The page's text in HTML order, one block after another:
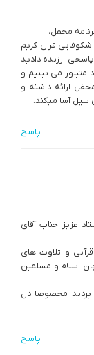
محفل،
قران کریم
ارزنده دادید
متبلور می بینیم و
ارائه داشته و
سیل آسا میکند.
پاسخ
عزیز جناب آقای
و تلاوت های
اسلام و مسلمین
بردند مخصوصا دل
پاسخ